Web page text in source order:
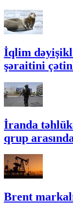
İqlim
şəraitini
İranda
qrup
Brent